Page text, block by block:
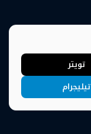
تويتر
تيليجرام